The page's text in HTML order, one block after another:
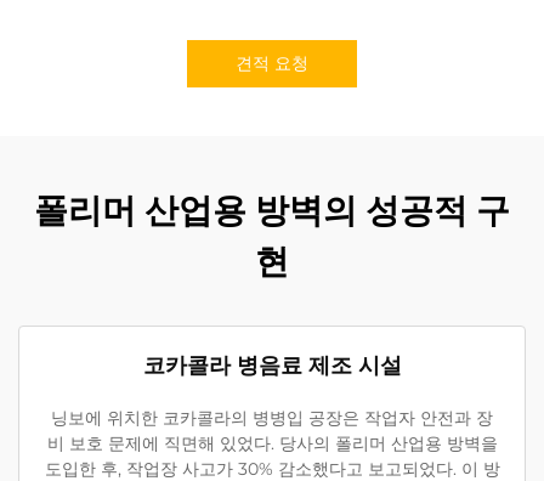
견적 요청
폴리머 산업용 방벽의 성공적 구
현
코카콜라 병음료 제조 시설
닝보에 위치한 코카콜라의 병병입 공장은 작업자 안전과 장
비 보호 문제에 직면해 있었다. 당사의 폴리머 산업용 방벽을
도입한 후, 작업장 사고가 30% 감소했다고 보고되었다. 이 방